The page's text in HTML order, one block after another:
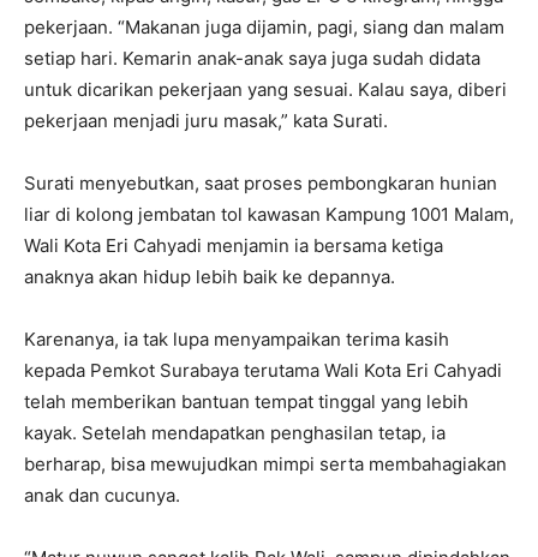
pekerjaan. “Makanan juga dijamin, pagi, siang dan malam
setiap hari. Kemarin anak-anak saya juga sudah didata
untuk dicarikan pekerjaan yang sesuai. Kalau saya, diberi
pekerjaan menjadi juru masak,” kata Surati.
Surati menyebutkan, saat proses pembongkaran hunian
liar di kolong jembatan tol kawasan Kampung 1001 Malam,
Wali Kota Eri Cahyadi menjamin ia bersama ketiga
anaknya akan hidup lebih baik ke depannya.
Karenanya, ia tak lupa menyampaikan terima kasih
kepada Pemkot Surabaya terutama Wali Kota Eri Cahyadi
telah memberikan bantuan tempat tinggal yang lebih
kayak. Setelah mendapatkan penghasilan tetap, ia
berharap, bisa mewujudkan mimpi serta membahagiakan
anak dan cucunya.